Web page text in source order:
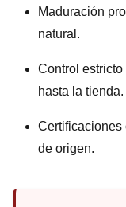
Maduración
natural.
Control
hasta la tienda.
Certificaciones
de origen.